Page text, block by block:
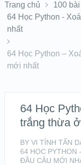
Trang chủ
100
64 Học Python -
nhất
64 Học Python –
mới nhất
64 Học
trắng thừa
BY VI TÍNH TẤN
64 HỌC PYTHON
ĐẦU CÂU MỚI